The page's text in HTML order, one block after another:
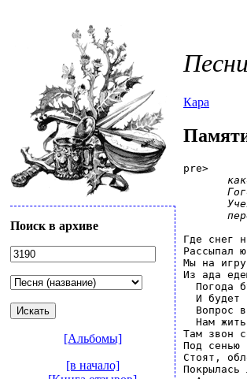
Поиск в архиве
[Альбомы]
[в начало]
Кара
pre>
Где снег
Рассыпал
Мы на
Из ада
Погода
И будет
Вопрос
Нам
Там звон
Под сенью
Стоят,
Покрылась